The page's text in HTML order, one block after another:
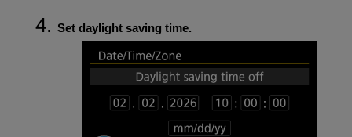
Set daylight saving time.